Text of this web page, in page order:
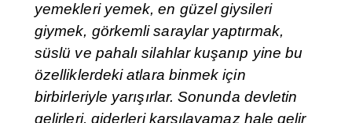
yemekleri yemek, en güzel giysileri
giymek, görkemli saraylar yaptırmak,
süslü ve pahalı silahlar kuşanıp yine bu
özelliklerdeki atlara binmek için
birbirleriyle yarışırlar. Sonunda devletin
gelirleri, giderleri karşılayamaz hale gelir